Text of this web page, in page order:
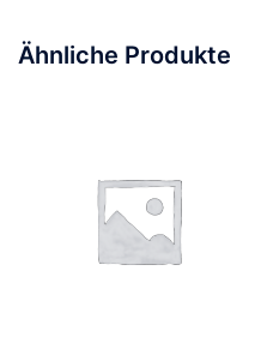
Ähnliche Produkte